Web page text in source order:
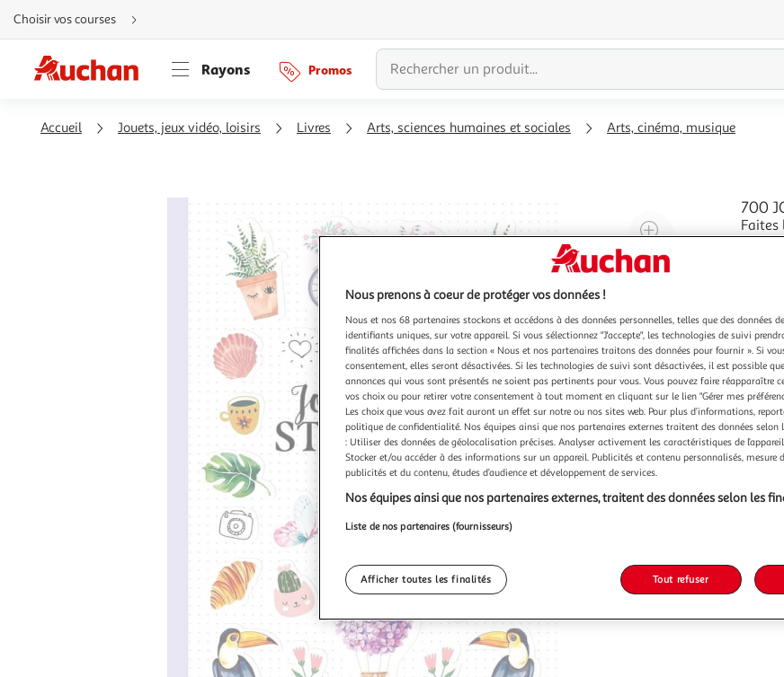
Aller
directement
au
Aller
directement
à
Aller
directement
Choisir vos courses
Rayons Promos
Accueil Jouets, jeux vidéo, loisirs Livres Arts, sciences humaines et sociales Arts, cinéma, musique
Agrandir
l'illustration
à
Réduire
à
100
%
Partager
le
produit
700
Faites
qui se
En
Nous prenons à coeur de protéger vos données !
Nous et nos 68 partenaires stockons et accédons à des données personnelles, telles que des données
identifiants uniques, sur votre appareil. Si vous sélectionnez "J'accepte", les technologies de suivi
finalités affichées dans la section « Nous et nos partenaires traitons des données pour fournir ». Si
consentement, elles seront désactivées. Si les technologies de suivi sont désactivées, il est possible
annonces qui vous sont présentés ne soient pas pertinents pour vous. Vous pouvez faire réapparaître
vos choix ou pour retirer votre consentement à tout moment en cliquant sur le lien "Gérer mes
Les choix que vous avez fait auront un effet sur notre ou nos sites web. Pour plus d’informations,
politique de confidentialité. Nos équipes ainsi que nos partenaires externes traitent des données selon
: Utiliser des données de géolocalisation précises. Analyser activement les caractéristiques de
Stocker et/ou accéder à des informations sur un appareil. Publicités et contenu personnalisés, mesure
publicités et du contenu, études d’audience et développement de services.
Nos équipes ainsi que nos partenaires externes, traitent des données selon les
Liste de nos partenaires (fournisseurs)
Afficher toutes les finalités Tout refuser